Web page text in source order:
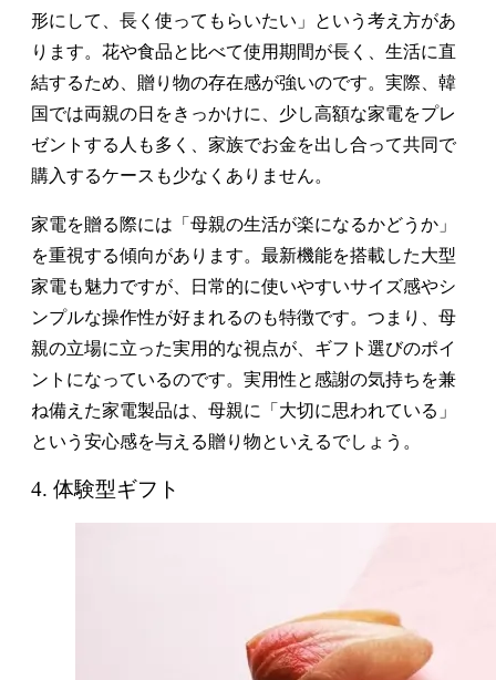
形にして、長く使ってもらいたい」という考え方があ
ります。花や食品と比べて使用期間が長く、生活に直
結するため、贈り物の存在感が強いのです。実際、韓
国では両親の日をきっかけに、少し高額な家電をプレ
ゼントする人も多く、家族でお金を出し合って共同で
購入するケースも少なくありません。
家電を贈る際には「母親の生活が楽になるかどうか」
を重視する傾向があります。最新機能を搭載した大型
家電も魅力ですが、日常的に使いやすいサイズ感やシ
ンプルな操作性が好まれるのも特徴です。つまり、母
親の立場に立った実用的な視点が、ギフト選びのポイ
ントになっているのです。実用性と感謝の気持ちを兼
ね備えた家電製品は、母親に「大切に思われている」
という安心感を与える贈り物といえるでしょう。
4. 体験型ギフト